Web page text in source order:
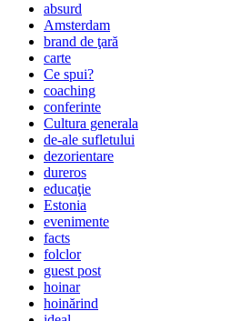
absurd
Amsterdam
brand de ţară
carte
Ce spui?
coaching
conferinte
Cultura generala
de-ale sufletului
dezorientare
dureros
educaţie
Estonia
evenimente
facts
folclor
guest post
hoinar
hoinărind